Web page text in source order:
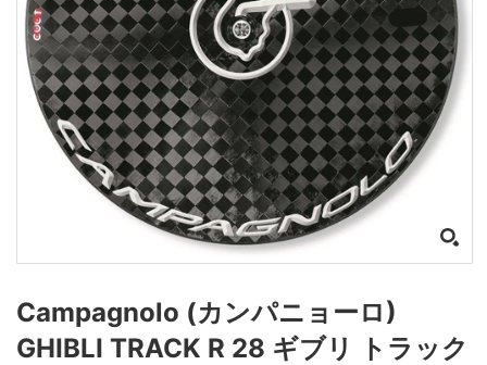
Campagnolo (カンパニョーロ)
GHIBLI TRACK R 28 ギブリ トラック